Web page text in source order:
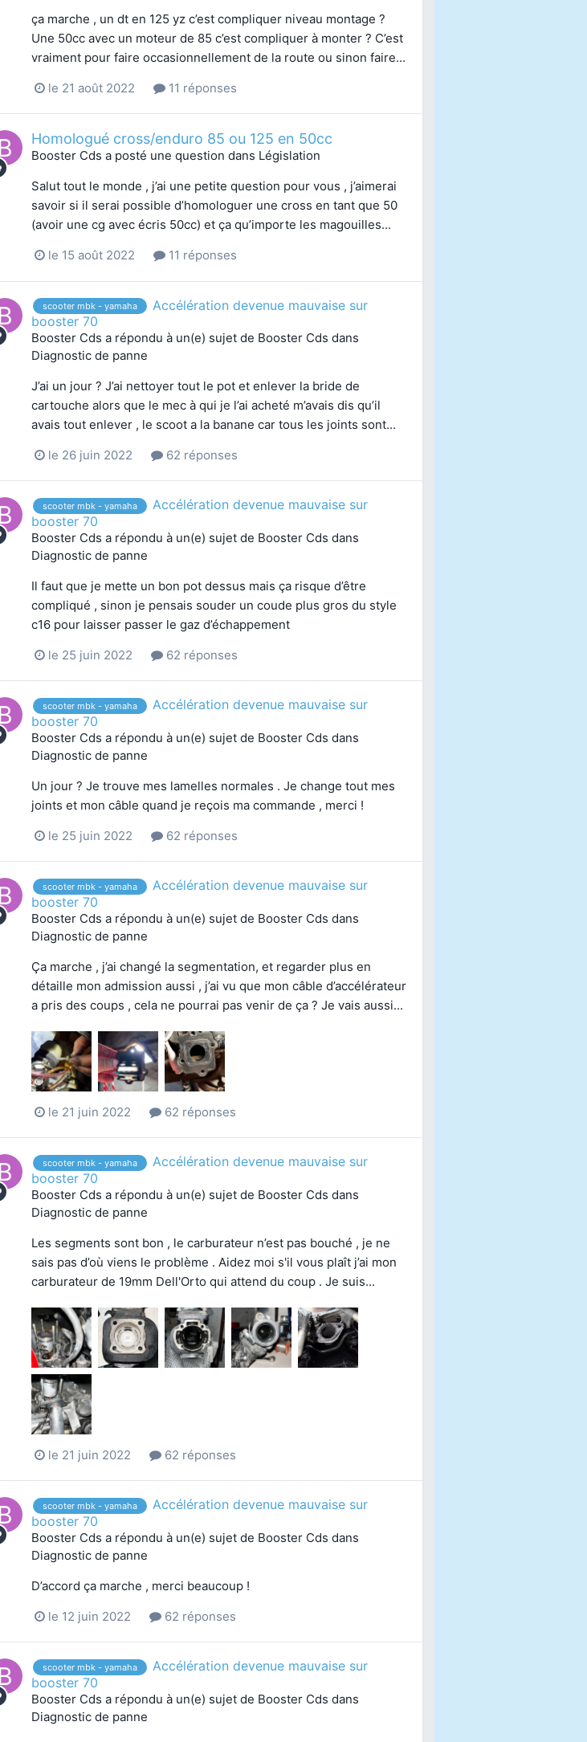
ça marche , un dt en 125 yz c’est compliquer niveau montage ?
Une 50cc avec un moteur de 85 c’est compliquer à monter ? C’est
vraiment pour faire occasionnellement de la route ou sinon faire...
le 21 août 2022 11 réponses
Homologué cross/enduro 85 ou 125 en 50cc
Booster Cds a posté une question dans Législation
Salut tout le monde , j’ai une petite question pour vous , j’aimerai
savoir si il serai possible d’homologuer une cross en tant que 50
(avoir une cg avec écris 50cc) et ça qu’importe les magouilles...
le 15 août 2022 11 réponses
scooter mbk - yamaha
Accélération devenue mauvaise sur
booster 70
Booster Cds a répondu à un(e) sujet de Booster Cds dans
Diagnostic de panne
J’ai un jour ? J’ai nettoyer tout le pot et enlever la bride de
cartouche alors que le mec à qui je l’ai acheté m’avais dis qu’il
avais tout enlever , le scoot a la banane car tous les joints sont...
le 26 juin 2022 62 réponses
scooter mbk - yamaha
Accélération devenue mauvaise sur
booster 70
Booster Cds a répondu à un(e) sujet de Booster Cds dans
Diagnostic de panne
Il faut que je mette un bon pot dessus mais ça risque d’être
compliqué , sinon je pensais souder un coude plus gros du style
c16 pour laisser passer le gaz d’échappement
le 25 juin 2022 62 réponses
scooter mbk - yamaha
Accélération devenue mauvaise sur
booster 70
Booster Cds a répondu à un(e) sujet de Booster Cds dans
Diagnostic de panne
Un jour ? Je trouve mes lamelles normales . Je change tout mes
joints et mon câble quand je reçois ma commande , merci !
le 25 juin 2022 62 réponses
scooter mbk - yamaha
Accélération devenue mauvaise sur
booster 70
Booster Cds a répondu à un(e) sujet de Booster Cds dans
Diagnostic de panne
Ça marche , j’ai changé la segmentation, et regarder plus en
détaille mon admission aussi , j’ai vu que mon câble d’accélérateur
a pris des coups , cela ne pourrai pas venir de ça ? Je vais aussi...
le 21 juin 2022 62 réponses
scooter mbk - yamaha
Accélération devenue mauvaise sur
booster 70
Booster Cds a répondu à un(e) sujet de Booster Cds dans
Diagnostic de panne
Les segments sont bon , le carburateur n’est pas bouché , je ne
sais pas d’où viens le problème . Aidez moi s'il vous plaît j’ai mon
carburateur de 19mm Dell'Orto qui attend du coup . Je suis...
le 21 juin 2022 62 réponses
scooter mbk - yamaha
Accélération devenue mauvaise sur
booster 70
Booster Cds a répondu à un(e) sujet de Booster Cds dans
Diagnostic de panne
D’accord ça marche , merci beaucoup !
le 12 juin 2022 62 réponses
scooter mbk - yamaha
Accélération devenue mauvaise sur
booster 70
Booster Cds a répondu à un(e) sujet de Booster Cds dans
Diagnostic de panne